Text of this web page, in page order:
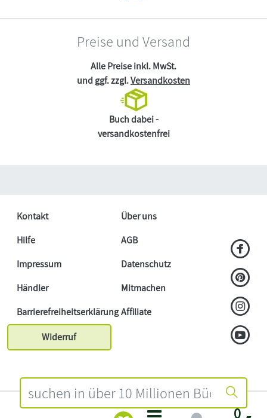
0
Preise und Versand
Alle Preise inkl. MwSt.
und ggf. zzgl.Versandkosten
Buch dabei -
versandkostenfrei
Kontakt
Über uns
Hilfe
AGB
Impressum
Datenschutz
Händler
Mitmachen
BarrierefreiheitserklärungAffiliate
Widerruf